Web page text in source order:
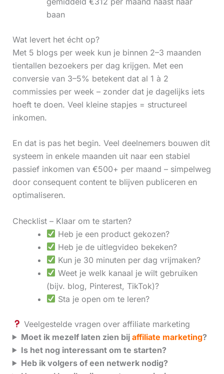
baan
Wat levert het écht op?
Met 5 blogs per week kun je binnen 2–3 maanden
tientallen bezoekers per dag krijgen. Met een
conversie van 3–5% betekent dat al 1 à 2
commissies per week – zonder dat je dagelijks iets
hoeft te doen. Veel kleine stapjes = structureel
inkomen.
En dat is pas het begin. Veel deelnemers bouwen dit
systeem in enkele maanden uit naar een stabiel
passief inkomen van €500+ per maand – simpelweg
door consequent content te blijven publiceren en
optimaliseren.
Checklist – Klaar om te starten?
Heb je een product gekozen?
Heb je de uitlegvideo bekeken?
Kun je 30 minuten per dag vrijmaken?
Weet je welk kanaal je wilt gebruiken
(bijv. blog, Pinterest, TikTok)?
Sta je open om te leren?
Veelgestelde vragen over affiliate marketing
Moet ik mezelf laten zien bij affiliate marketing?
Is het nog interessant om te starten?
Heb ik volgers of een netwerk nodig?